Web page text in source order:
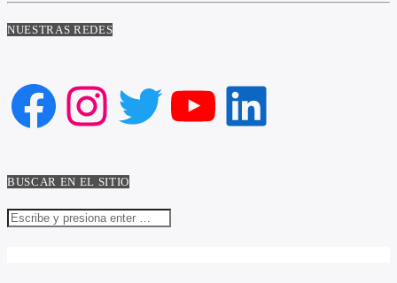
NUESTRAS REDES
Facebook
Instagram
Twitter
YouTube
LinkedIn
BUSCAR EN EL SITIO